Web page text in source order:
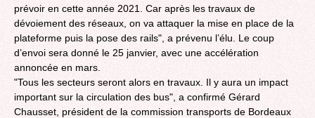
prévoir en cette année 2021. Car après les travaux de
dévoiement des réseaux, on va attaquer la mise en place de la
plateforme puis la pose des rails", a prévenu l’élu. Le coup
d’envoi sera donné le 25 janvier, avec une accélération
annoncée en mars.
"Tous les secteurs seront alors en travaux. Il y aura un impact
important sur la circulation des bus", a confirmé Gérard
Chausset, président de la commission transports de Bordeaux